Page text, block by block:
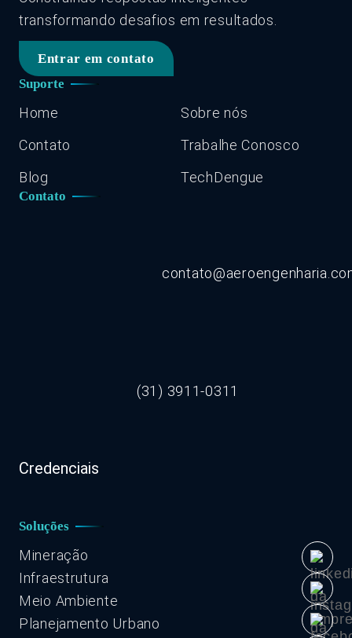
transformando desafios em resultados.
Entrar em contato
Suporte
Home
Sobre nós
Contato
Trabalhe Conosco
Blog
TechDengue
Contato
(31) 3911-0311
Credenciais
Soluções
Mineração
Infraestrutura
Meio Ambiente
Planejamento Urbano